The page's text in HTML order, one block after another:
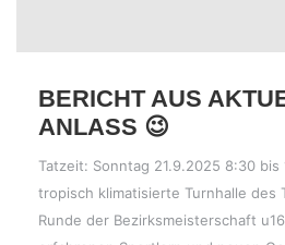
BERICHT AUS
ANLASS 😉
Tatzeit: Sonntag 21.9.2025 8:30 bis
tropisch klimatisierte Turnhalle des
Runde der Bezirksmeisterschaft